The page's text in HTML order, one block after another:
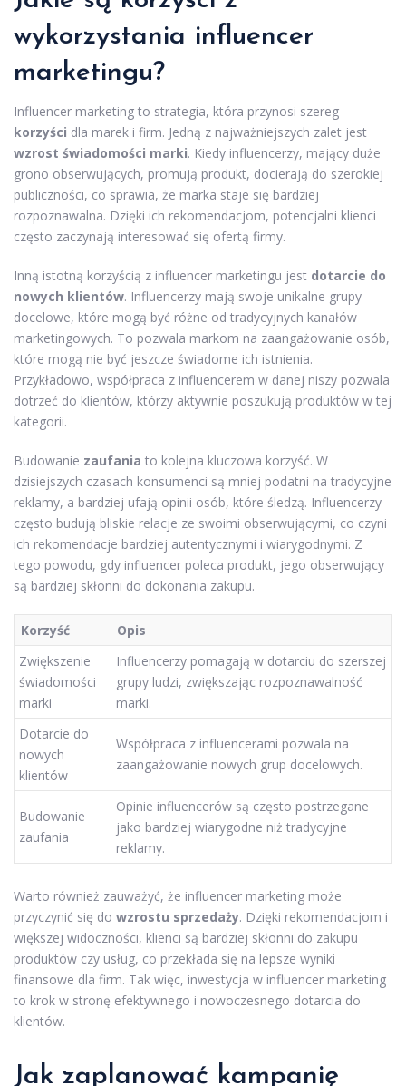
wykorzystania influencer
marketingu?
Influencer marketing to strategia, która przynosi szereg
korzyści dla marek i firm. Jedną z najważniejszych zalet jest
wzrost świadomości marki. Kiedy influencerzy, mający duże
grono obserwujących, promują produkt, docierają do szerokiej
publiczności, co sprawia, że marka staje się bardziej
rozpoznawalna. Dzięki ich rekomendacjom, potencjalni klienci
często zaczynają interesować się ofertą firmy.
Inną istotną korzyścią z influencer marketingu jest dotarcie do
nowych klientów. Influencerzy mają swoje unikalne grupy
docelowe, które mogą być różne od tradycyjnych kanałów
marketingowych. To pozwala markom na zaangażowanie osób,
które mogą nie być jeszcze świadome ich istnienia.
Przykładowo, współpraca z influencerem w danej niszy pozwala
dotrzeć do klientów, którzy aktywnie poszukują produktów w tej
kategorii.
Budowanie zaufania to kolejna kluczowa korzyść. W
dzisiejszych czasach konsumenci są mniej podatni na tradycyjne
reklamy, a bardziej ufają opinii osób, które śledzą. Influencerzy
często budują bliskie relacje ze swoimi obserwującymi, co czyni
ich rekomendacje bardziej autentycznymi i wiarygodnymi. Z
tego powodu, gdy influencer poleca produkt, jego obserwujący
są bardziej skłonni do dokonania zakupu.
Korzyść
Opis
Zwiększenie
świadomości
marki
Influencerzy pomagają w dotarciu do szerszej
grupy ludzi, zwiększając rozpoznawalność
marki.
Dotarcie do
nowych
klientów
Współpraca z influencerami pozwala na
zaangażowanie nowych grup docelowych.
Budowanie
zaufania
Opinie influencerów są często postrzegane
jako bardziej wiarygodne niż tradycyjne
reklamy.
Warto również zauważyć, że influencer marketing może
przyczynić się do wzrostu sprzedaży. Dzięki rekomendacjom i
większej widoczności, klienci są bardziej skłonni do zakupu
produktów czy usług, co przekłada się na lepsze wyniki
finansowe dla firm. Tak więc, inwestycja w influencer marketing
to krok w stronę efektywnego i nowoczesnego dotarcia do
klientów.
Jak zaplanować kampanię